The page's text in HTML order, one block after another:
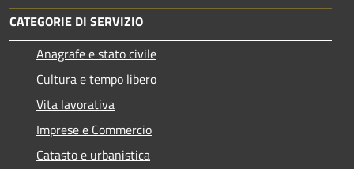
CATEGORIE DI SERVIZIO
Anagrafe e stato civile
Cultura e tempo libero
Vita lavorativa
Imprese e Commercio
Catasto e urbanistica